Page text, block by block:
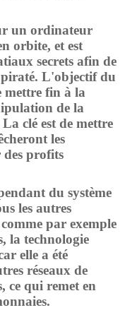
un ordinateur
orbite, et est
secrets afin de
piraté. L'objectif du
mettre fin à la
de la
clé est de mettre
les
des profits
du système
les autres
par exemple
la technologie
elle a été
réseaux de
ce qui remet en